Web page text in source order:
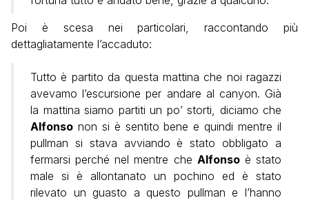
Poi è scesa nei particolari, raccontando più
dettagliatamente l’accaduto:
Tutto è partito da questa mattina che noi ragazzi
avevamo l’escursione per andare al canyon. Già
la mattina siamo partiti un po’ storti, diciamo che
Alfonso non si è sentito bene e quindi mentre il
pullman si stava avviando è stato obbligato a
fermarsi perché nel mentre che Alfonsoè stato
male si è allontanato un pochino ed è stato
rilevato un guasto a questo pullman e l’hanno